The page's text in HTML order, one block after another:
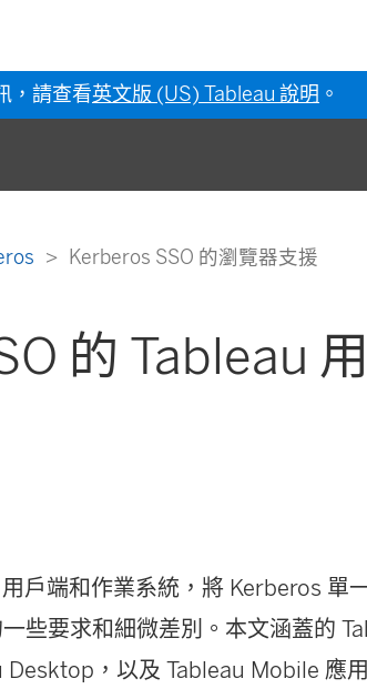
，請查看英文版 (US) Tableau 說明 。
Kerberos SSO 的瀏覽器支援
的 Tableau
戶端和作業系統，將 Kerberos 單
些要求和細微差別。本文涵蓋的
，以及 Tableau Mobile 應